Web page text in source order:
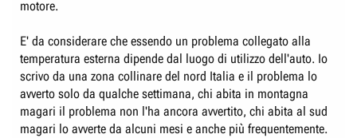
motore.
E' da considerare che essendo un problema collegato alla
temperatura esterna dipende dal luogo di utilizzo dell'auto. Io
scrivo da una zona collinare del nord Italia e il problema lo
avverto solo da qualche settimana, chi abita in montagna
magari il problema non l'ha ancora avvertito, chi abita al sud
magari lo avverte da alcuni mesi e anche più frequentemente.